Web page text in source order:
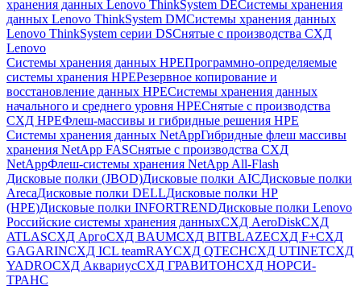
хранения данных Lenovo ThinkSystem DEСистемы хранения
данных Lenovo ThinkSystem DMСистемы хранения данных
Lenovo ThinkSystem серии DSСнятые с производства СХД
Lenovo
Системы хранения данных HPEПрограммно-определяемые
системы хранения HPEРезервное копирование и
восстановление данных HPEСистемы хранения данных
начального и среднего уровня HPEСнятые с производства
СХД HPEФлеш-массивы и гибридные решения HPE
Cистемы хранения данных NetAppГибридные флеш массивы
хранения NetApp FASСнятые с производства СХД
NetAppФлеш-системы хранения NetApp All-Flash
Дисковые полки (JBOD)Дисковые полки AICДисковые полки
ArecaДисковые полки DELLДисковые полки HP
(HPE)Дисковые полки INFORTRENDДисковые полки Lenovo
Российские системы хранения данныхСХД AeroDiskСХД
ATLASСХД AргоСХД BAUMСХД BITBLAZEСХД F+СХД
GAGARINСХД ICL teamRAYСХД QTECHСХД UTINETСХД
YADROСХД АквариусСХД ГРАВИТОНСХД НОРСИ-
ТРАНС